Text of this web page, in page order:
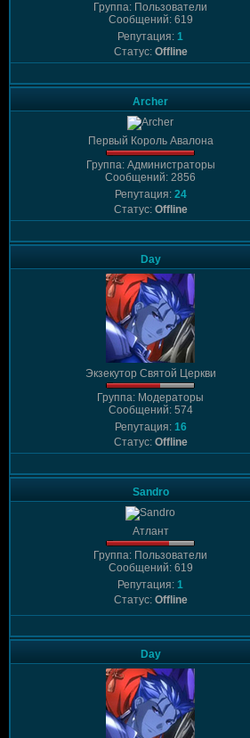
Группа: Пользователи
Сообщений: 619
Репутация: 1
Статус: Offline
Archer
Первый Король Авалона
Группа: Администраторы
Сообщений: 2856
Репутация: 24
Статус: Offline
Day
Экзекутор Святой Церкви
Группа: Модераторы
Сообщений: 574
Репутация: 16
Статус: Offline
Sandro
Атлант
Группа: Пользователи
Сообщений: 619
Репутация: 1
Статус: Offline
Day